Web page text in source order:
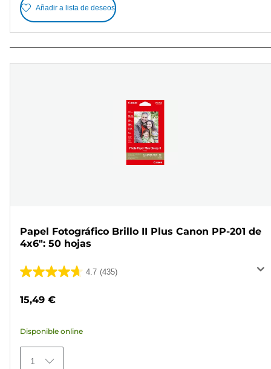
Añadir a lista de deseos
Papel Fotográfico Brillo II Plus Canon PP-201 de
4x6": 50 hojas
4.7 (435)
4.7
435
reseñas
15,49 €
Disponible online
1